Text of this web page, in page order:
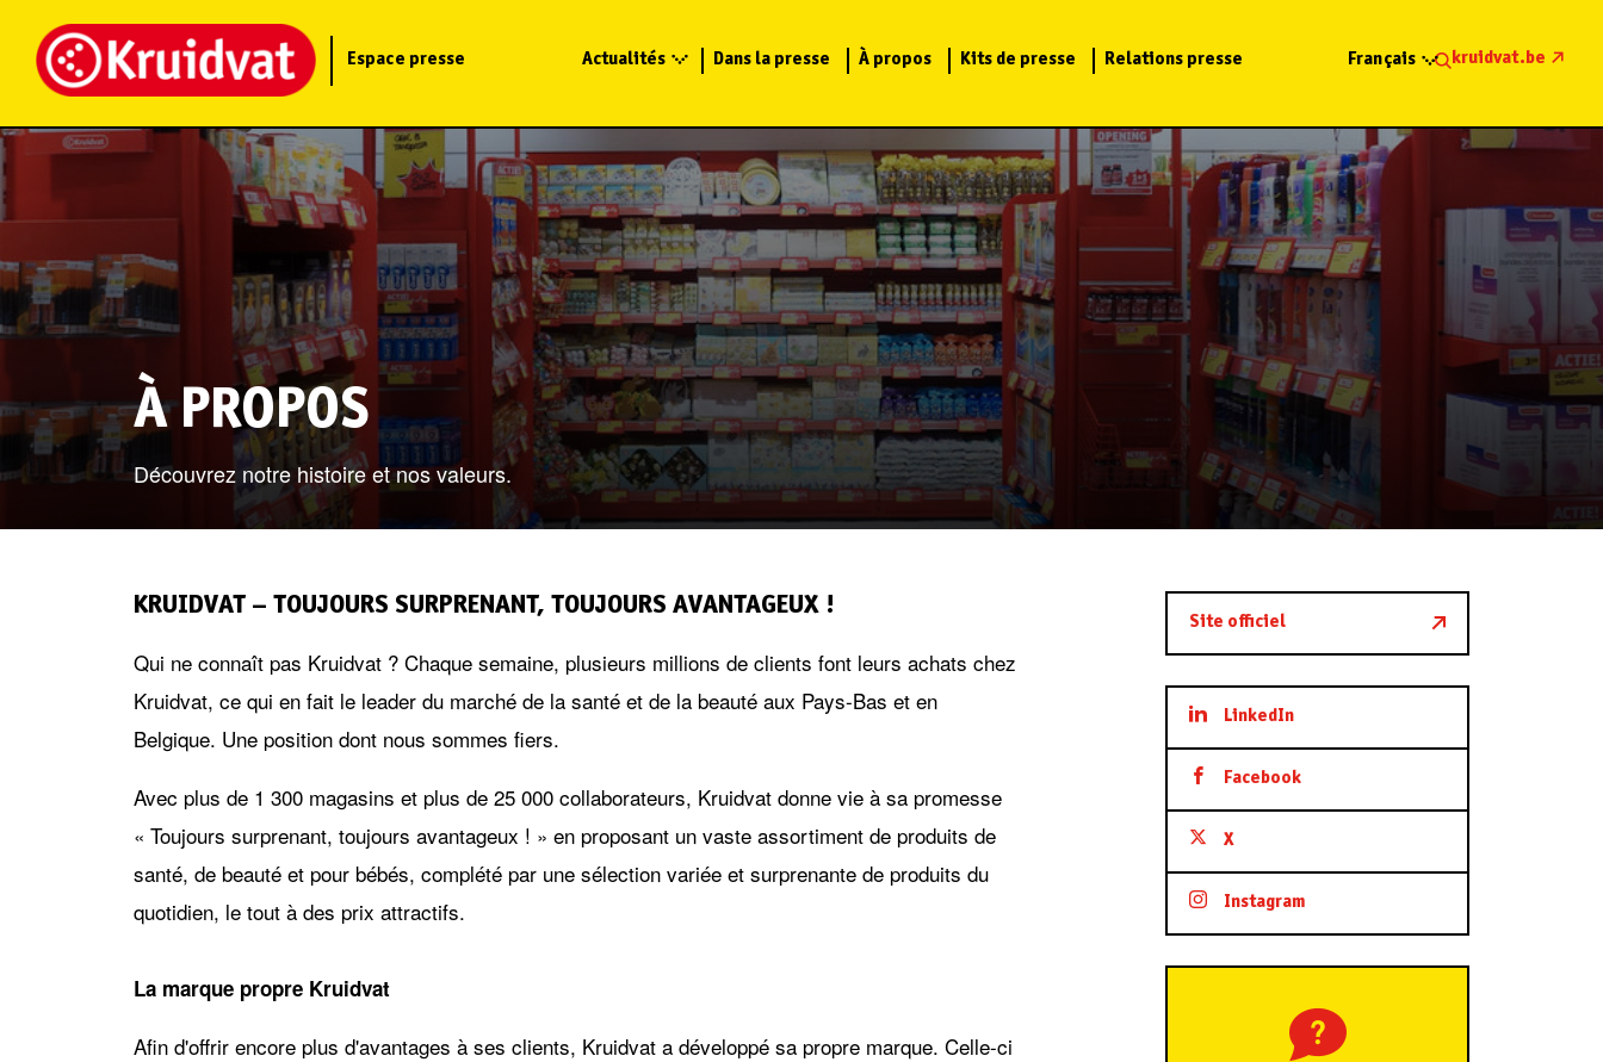
Espace presse Actualités À propos Kits de presse
Dans la presse Relations presse Français kruidvat.be
À PROPOS
Découvrez notre histoire et nos valeurs.
KRUIDVAT – TOUJOURS SURPRENANT, TOUJOURS AVANTAGEUX !
Qui ne connaît pas Kruidvat ? Chaque semaine, plusieurs millions de clients font leurs achats chez
Kruidvat, ce qui en fait le leader du marché de la santé et de la beauté aux Pays-Bas et en
Belgique. Une position dont nous sommes fiers.
Avec plus de 1 300 magasins et plus de 25 000 collaborateurs, Kruidvat donne vie à sa promesse
« Toujours surprenant, toujours avantageux ! » en proposant un vaste assortiment de produits de
santé, de beauté et pour bébés, complété par une sélection variée et surprenante de produits du
quotidien, le tout à des prix attractifs.
La marque propre Kruidvat
Afin d'offrir encore plus d'avantages à ses clients, Kruidvat a développé sa propre marque. Celle-ci
Site officiel
LinkedIn
Facebook
X
Instagram